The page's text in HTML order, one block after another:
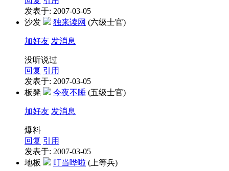
发表于: 2007-03-05
沙发
独来读网 (六级士官)
加好友 发消息
没听说过
回复 引用
发表于: 2007-03-05
板凳
今夜不睡 (五级士官)
加好友 发消息
爆料
回复 引用
发表于: 2007-03-05
地板
叮当哗啦 (上等兵)